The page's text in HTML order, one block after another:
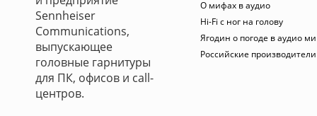
Sennheiser
Communications,
выпускающее
головные гарнитуры
для ПК, офисов и call-
центров.
О мифах в аудио
Hi-Fi с ног на голову
Ягодин о погоде в аудио
Российские производители